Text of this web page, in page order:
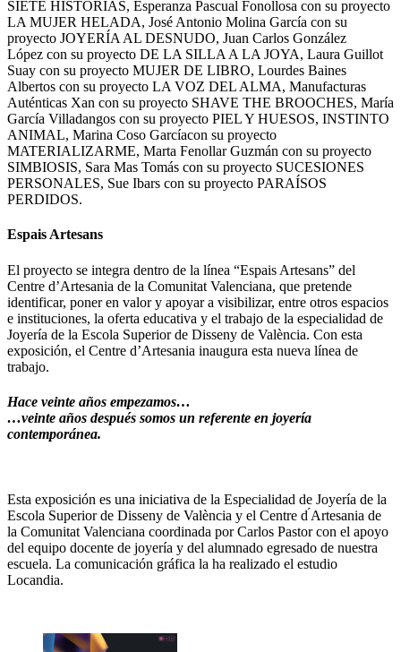
SIETE HISTORIAS, Esperanza Pascual Fonollosa con su proyecto
LA MUJER HELADA, José Antonio Molina García con su
proyecto JOYERÍA AL DESNUDO, Juan Carlos González
López con su proyecto DE LA SILLA A LA JOYA, Laura Guillot
Suay con su proyecto MUJER DE LIBRO, Lourdes Baines
Albertos con su proyecto LA VOZ DEL ALMA, Manufacturas
Auténticas Xan con su proyecto SHAVE THE BROOCHES, María
García Villadangos con su proyecto PIEL Y HUESOS, INSTINTO
ANIMAL, Marina Coso Garcíacon su proyecto
MATERIALIZARME, Marta Fenollar Guzmán con su proyecto
SIMBIOSIS, Sara Mas Tomás con su proyecto SUCESIONES
PERSONALES, Sue Ibars con su proyecto PARAÍSOS
PERDIDOS.
Espais Artesans
El proyecto se integra dentro de la línea “Espais Artesans” del
Centre d’Artesania de la Comunitat Valenciana, que pretende
identificar, poner en valor y apoyar a visibilizar, entre otros espacios
e instituciones, la oferta educativa y el trabajo de la especialidad de
Joyería de la Escola Superior de Disseny de València. Con esta
exposición, el Centre d’Artesania inaugura esta nueva línea de
trabajo.
Hace veinte años empezamos…
…veinte años después somos un referente en joyería
contemporánea.
Esta exposición es una iniciativa de la Especialidad de Joyería de la
Escola Superior de Disseny de València y el Centre d ́Artesania de
la Comunitat Valenciana coordinada por Carlos Pastor con el apoyo
del equipo docente de joyería y del alumnado egresado de nuestra
escuela. La comunicación gráfica la ha realizado el estudio
Locandia.